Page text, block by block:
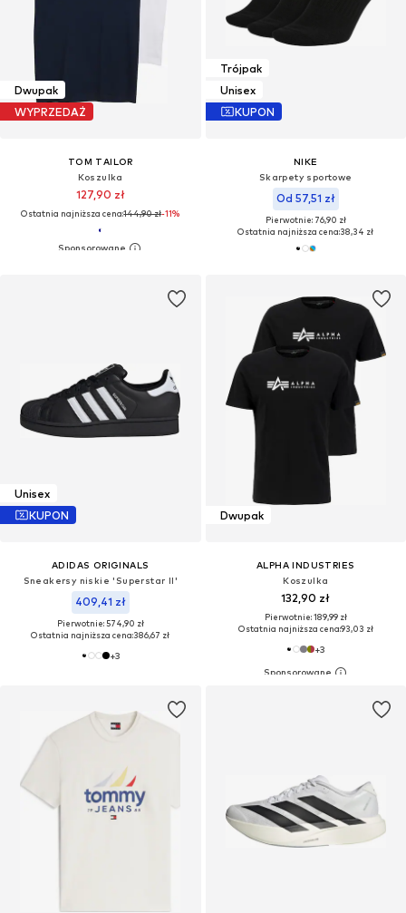
Dwupak
WYPRZEDAŻ
TOM TAILOR
Koszulka
127,90 zł
Ostatnia najniższa cena:144,90 zł-11%
Trójpak
Unisex
KUPON
NIKE
Skarpety sportowe
Od 57,51 zł
Pierwotnie: 76,90 zł
Ostatnia najniższa cena:38,34 zł
Unisex
KUPON
ADIDAS ORIGINALS
Sneakersy niskie 'Superstar II'
409,41 zł
Pierwotnie: 574,90 zł
Ostatnia najniższa cena:386,67 zł
+3
Dwupak
ALPHA INDUSTRIES
Koszulka
132,90 zł
Pierwotnie: 189,99 zł
Ostatnia najniższa cena:93,03 zł
+3